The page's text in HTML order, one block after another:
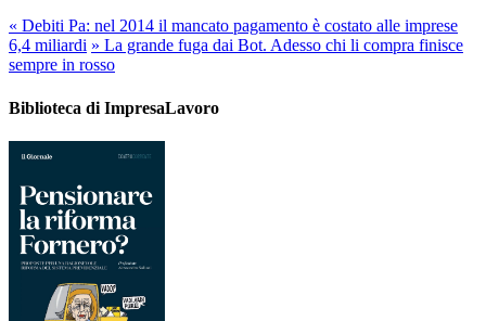
« Debiti Pa: nel 2014 il mancato pagamento è costato alle imprese
6,4 miliardi » La grande fuga dai Bot. Adesso chi li compra finisce
sempre in rosso
Biblioteca di ImpresaLavoro